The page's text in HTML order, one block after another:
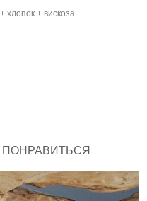
хлопок + вискоза.